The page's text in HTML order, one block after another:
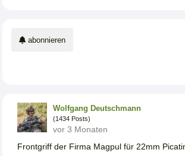
abonnieren
Wolfgang Deutschmann
(1434 Posts)
vor 3 Monaten
Frontgriff der Firma Magpul für 22mm